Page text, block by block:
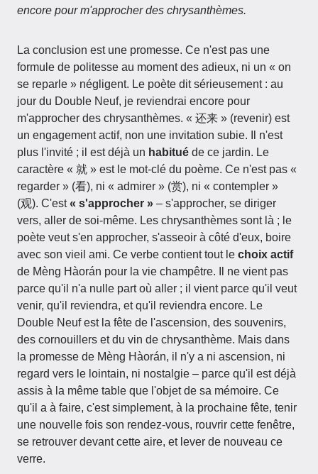
encore pour m'approcher des chrysanthèmes.
La conclusion est une promesse. Ce n'est pas une
formule de politesse au moment des adieux, ni un « on
se reparle » négligent. Le poète dit sérieusement : au
jour du Double Neuf, je reviendrai encore pour
m'approcher des chrysanthèmes. « 还来 » (revenir) est
un engagement actif, non une invitation subie. Il n'est
plus l'invité ; il est déjà un habitué de ce jardin. Le
caractère « 就 » est le mot-clé du poème. Ce n'est pas «
regarder » (看), ni « admirer » (赏), ni « contempler »
(观). C'est« s'approcher » – s'approcher, se diriger
vers, aller de soi-même. Les chrysanthèmes sont là ; le
poète veut s'en approcher, s'asseoir à côté d'eux, boire
avec son vieil ami. Ce verbe contient tout le choix actif
de Mèng Hàorán pour la vie champêtre. Il ne vient pas
parce qu'il n'a nulle part où aller ; il vient parce qu'il veut
venir, qu'il reviendra, et qu'il reviendra encore. Le
Double Neuf est la fête de l'ascension, des souvenirs,
des cornouillers et du vin de chrysanthème. Mais dans
la promesse de Mèng Hàorán, il n'y a ni ascension, ni
regard vers le lointain, ni nostalgie – parce qu'il est déjà
assis à la même table que l'objet de sa mémoire. Ce
qu'il a à faire, c'est simplement, à la prochaine fête, tenir
une nouvelle fois son rendez-vous, rouvrir cette fenêtre,
se retrouver devant cette aire, et lever de nouveau ce
verre.